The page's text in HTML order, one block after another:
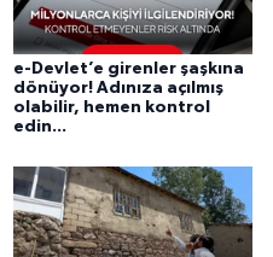
e-Devlet’e girenler şaşkına
dönüyor! Adınıza açılmış
olabilir, hemen kontrol
edin...